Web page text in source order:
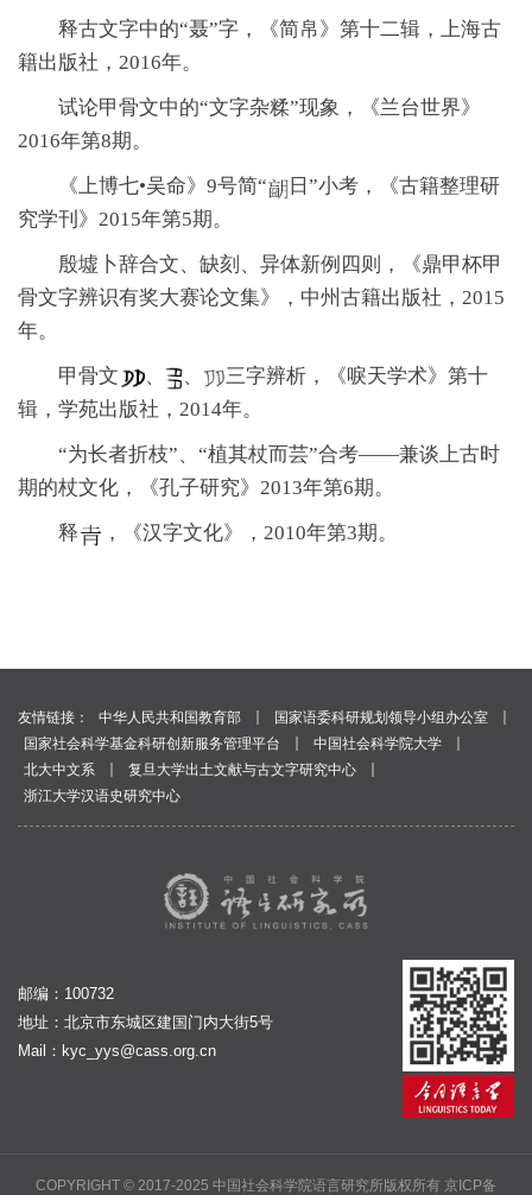
释古文字中的“聂”字，《简帛》第十二辑，上海古
籍出版社，2016年。
试论甲骨文中的“文字杂糅”现象，《兰台世界》
2016年第8期。
《上博七•吴命》9号简“
日”小考，《古籍整理研
究学刊》2015年第5期。
殷墟卜辞合文、缺刻、异体新例四则，《鼎甲杯甲
骨文字辨识有奖大赛论文集》，中州古籍出版社，2015
年。
甲骨文
、 、
三字辨析，《唳天学术》第十
辑，学苑出版社，2014年。
“为长者折枝”、“植其杖而芸”合考——兼谈上古时
期的杖文化，《孔子研究》2013年第6期。
释
，《汉字文化》，2010年第3期。
友情链接： 中华人民共和国教育部 国家语委科研规划领导小组办公室
国家社会科学基金科研创新服务管理平台
中国社会科学院大学
北大中文系
复旦大学出土文献与古文字研究中心
浙江大学汉语史研究中心
邮编：100732
地址：北京市东城区建国门内大街5号
Mail： kyc_yys@cass.org.cn
COPYRIGHT © 2017-2025 中国社会科学院语言研究所版权所有 京ICP备